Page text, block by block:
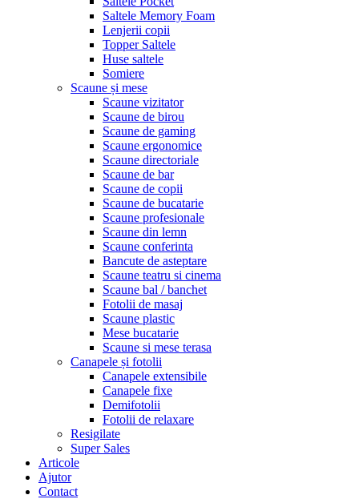
Saltele Memory Foam
Lenjerii copii
Topper Saltele
Huse saltele
Somiere
Scaune și mese
Scaune vizitator
Scaune de birou
Scaune de gaming
Scaune ergonomice
Scaune directoriale
Scaune de bar
Scaune de copii
Scaune de bucatarie
Scaune profesionale
Scaune din lemn
Scaune conferinta
Bancute de asteptare
Scaune teatru si cinema
Scaune bal / banchet
Fotolii de masaj
Scaune plastic
Mese bucatarie
Scaune si mese terasa
Canapele și fotolii
Canapele extensibile
Canapele fixe
Demifotolii
Fotolii de relaxare
Resigilate
Super Sales
Articole
Ajutor
Contact